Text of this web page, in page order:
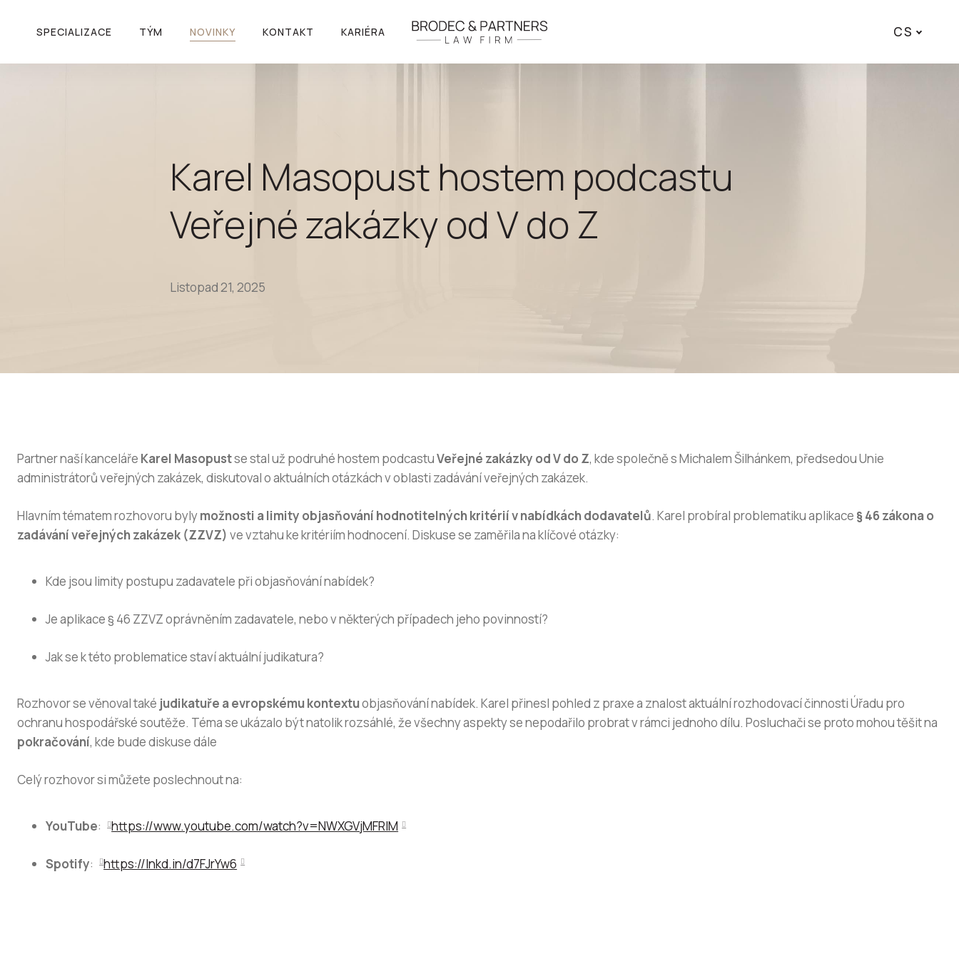
SPECIALIZACE TÝM NOVINKY KONTAKT KARIÉRA CS
Karel Masopust hostem podcastu
Veřejné zakázky od V do Z
Listopad 21, 2025
Partner naší kanceláře Karel Masopustse stal už podruhé hostem podcastuVeřejné zakázky od V do Z, kde společně s Michalem Šilhánkem, předsedou Unie
administrátorů veřejných zakázek, diskutoval o aktuálních otázkách v oblasti zadávání veřejných zakázek.
Hlavním tématem rozhovoru bylymožnosti a limity objasňování hodnotitelných kritérií v nabídkách dodavatelů. Karel probíral problematiku aplikace § 46 zákona o
zadávání veřejných zakázek (ZZVZ) ve vztahu ke kritériím hodnocení. Diskuse se zaměřila na klíčové otázky:
Kde jsou limity postupu zadavatele při objasňování nabídek?
Je aplikace § 46 ZZVZ oprávněním zadavatele, nebo v některých případech jeho povinností?
Jak se k této problematice staví aktuální judikatura?
Rozhovor se věnoval také judikatuře a evropskému kontextuobjasňování nabídek. Karel přinesl pohled z praxe a znalost aktuální rozhodovací činnosti Úřadu pro
ochranu hospodářské soutěže. Téma se ukázalo být natolik rozsáhlé, že všechny aspekty se nepodařilo probrat v rámci jednoho dílu. Posluchači se proto mohou těšit na
pokračování, kde bude diskuse dále
Celý rozhovor si můžete poslechnout na:
YouTube: https://www.youtube.com/watch?v=NWXGVjMFRIM
Spotify: https://lnkd.in/d7FJrYw6